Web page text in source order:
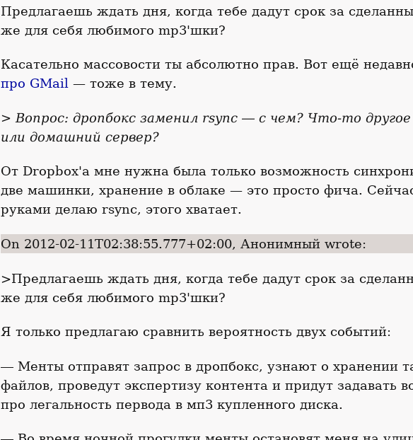
Предлагаешь ждать дня, когда тебе дадут срок за
же для себя любимого mp3'шки?
Касательно массовости ты абсолютно прав. Вот ещё
про GMail — тоже в тему.
> Вопрос: дропбокс заменил rsync ― с чем? Что-то другое
или домашний сервер?
От Dropbox'а мне нужна была только возможность
две машинки, хранение в облаке — это просто фича.
руками делаю rsync, этого хватает.
On 2012-02-11T02:38:55.777+02:00, Анонимный wrote:
>Предлагаешь ждать дня, когда тебе дадут срок за
же для себя любимого mp3'шки?
Я только предлагаю сравнить вероятность двух событий:
― Менты отправят запрос в дропбокс, узнают о хранении
файлов, проведут экспертизу контента и придут задавать
про легальность первода в мп3 купленного диска.